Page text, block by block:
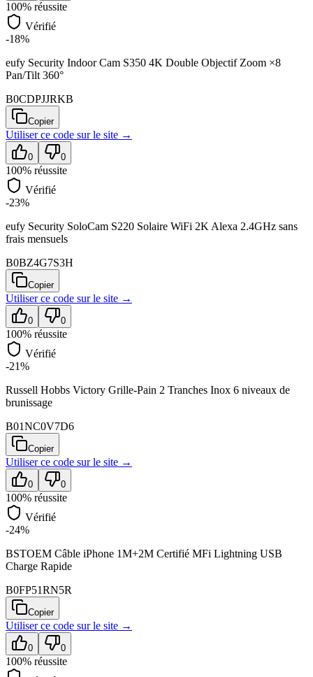
100% réussite
Vérifié
-18%
eufy Security Indoor Cam S350 4K Double Objectif Zoom ×8
Pan/Tilt 360°
B0CDPJJRKB
Copier
Utiliser ce code surle site →
0 0
100% réussite
Vérifié
-23%
eufy Security SoloCam S220 Solaire WiFi 2K Alexa 2.4GHz sans
frais mensuels
B0BZ4G7S3H
Copier
Utiliser ce code surle site →
0 0
100% réussite
Vérifié
-21%
Russell Hobbs Victory Grille-Pain 2 Tranches Inox 6 niveaux de
brunissage
B01NC0V7D6
Copier
Utiliser ce code surle site →
0 0
100% réussite
Vérifié
-24%
BSTOEM Câble iPhone 1M+2M Certifié MFi Lightning USB
Charge Rapide
B0FP51RN5R
Copier
Utiliser ce code surle site →
0 0
100% réussite